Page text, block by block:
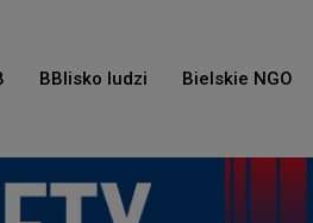
BBlisko ludzi Bielskie NGO